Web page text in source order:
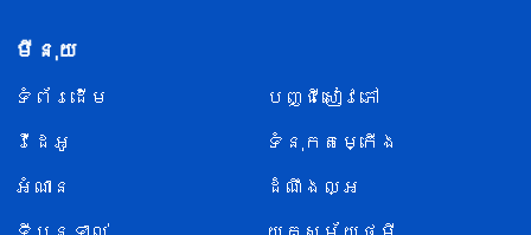
មីនុយ
ទំព័រ​ដើម
បញ្ជីសៀវភៅ
វីដេអូ
ទំនុកតម្កើង
អំណាន
ដំណឹងល្អ